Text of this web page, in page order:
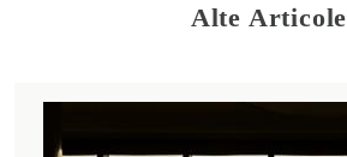
Alte Articole